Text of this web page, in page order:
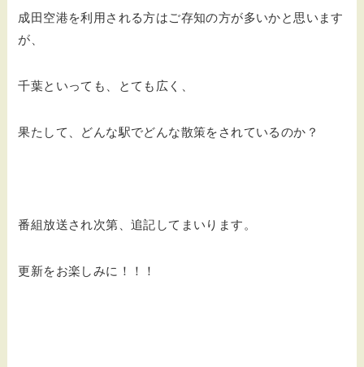
成田空港を利用される方はご存知の方が多いかと思います
が、
千葉といっても、とても広く、
果たして、どんな駅でどんな散策をされているのか？
番組放送され次第、追記してまいります。
更新をお楽しみに！！！